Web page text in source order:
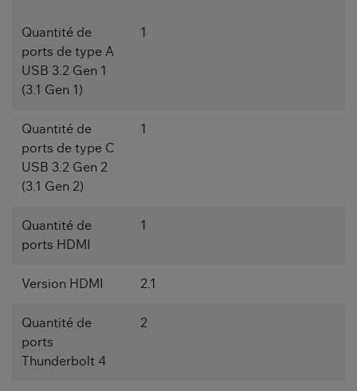
Quantité de
ports de type A
USB 3.2 Gen 1
(3.1 Gen 1)
1
Quantité de
ports de type C
USB 3.2 Gen 2
(3.1 Gen 2)
1
Quantité de
ports HDMI
1
Version HDMI 2.1
Quantité de
ports
Thunderbolt 4
2